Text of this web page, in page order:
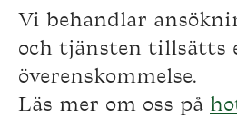
Vi behandlar
och tjänsten tillsätts
överenskommelse.
Läs mer om oss på